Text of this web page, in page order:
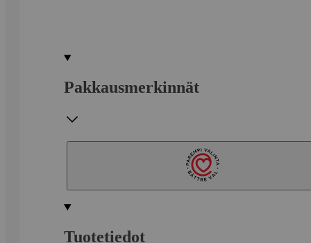
Pakkausmerkinnät
Tuotetiedot